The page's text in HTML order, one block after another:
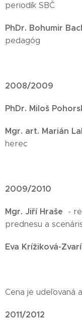
periodík SBČ
PhDr. Bohumir
pedagóg
2008/2009
PhDr. Miloš
Mgr. art. Marián
herec
2009/2010
Mgr. Jiří Hraše
-
prednesu a
Eva Krížiková-
Cena je udeľovaná
2011/2012